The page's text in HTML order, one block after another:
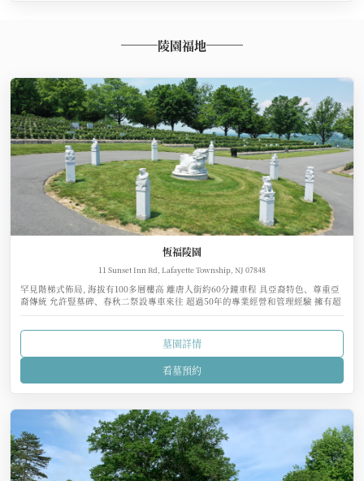
陵園福地
恆福陵園
11 Sunset Inn Rd, Lafayette Township, NJ 07848
罕見階梯式佈局, 海拔有100多層樓高 離唐人街約60分鐘車程 具亞裔特色、尊重亞
裔傳統 允許豎墓碑、春秋二祭設專車來往 超過50年的專業經營和管理經驗 擁有超
過8000萬美元的管理基金
墓園詳情
看墓預約